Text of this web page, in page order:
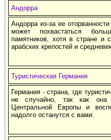
Андорра
Андорра из-за ее
может похвастаться
памятников, хотя в стране и
арабских крепостей и
Туристическая Германия
Германия - страна, где
не случайно, так как она
Центральной Европы и
надолго останутся с вами.